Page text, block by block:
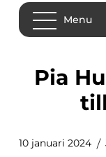
Menu
Pia Hultgren SM Silver
10 januari 2024